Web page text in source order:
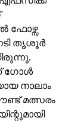
ഫോഴ്സ
തൃശൂര്‍
ഗോള്‍
നാലാം
മത്സരം